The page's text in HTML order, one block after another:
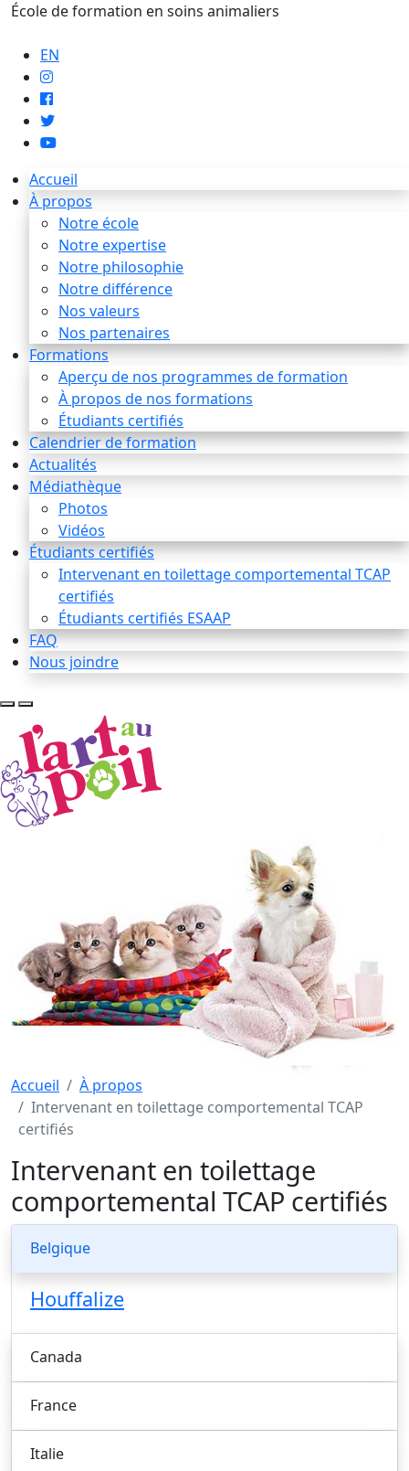
École de formation en soins animaliers
EN
Accueil
À propos
Notre école
Notre expertise
Notre philosophie
Notre différence
Nos valeurs
Nos partenaires
Formations
Aperçu de nos programmes de formation
À propos de nos formations
Étudiants certifiés
Calendrier de formation
Actualités
Médiathèque
Photos
Vidéos
Étudiants certifiés
Intervenant en toilettage comportemental TCAP
certifiés
Étudiants certifiés ESAAP
FAQ
Nous joindre
Accueil
À propos
Intervenant en toilettage comportemental TCAP
certifiés
Intervenant en toilettage
comportemental TCAP certifiés
Belgique
Houffalize
Canada
France
Italie